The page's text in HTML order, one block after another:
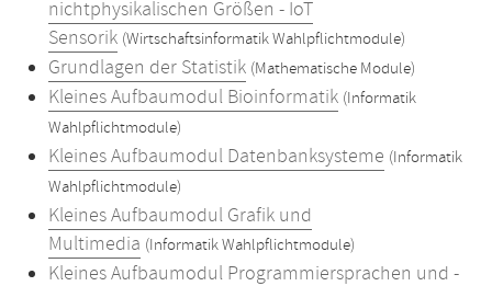
nichtphysikalischen Größen - IoT
Sensorik (Wirtschaftsinformatik Wahlpflichtmodule)
Grundlagen der Statistik (Mathematische Module)
Kleines Aufbaumodul Bioinformatik (Informatik
Wahlpflichtmodule)
Kleines Aufbaumodul Datenbanksysteme (Informatik
Wahlpflichtmodule)
Kleines Aufbaumodul Grafik und
Multimedia (Informatik Wahlpflichtmodule)
Kleines Aufbaumodul Programmiersprachen und -